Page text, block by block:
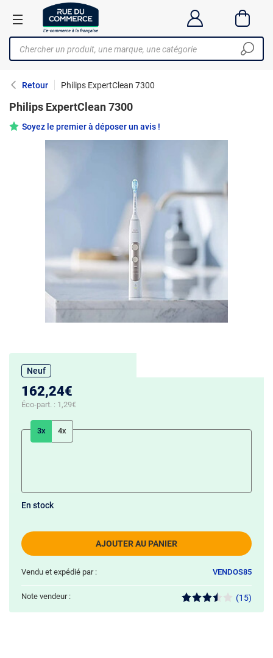
Retour Philips ExpertClean 7300
Philips ExpertClean 7300
Soyez le premier à déposer un avis !
Neuf
162,24€
Éco-part. : 1,29€
3x 4x
AJOUTER AU PANIER
En stock
Vendu et expédié par : VENDOS85
Note vendeur : (15)